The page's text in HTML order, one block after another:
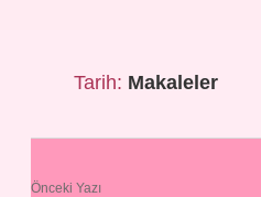
Tarih: Makaleler
Önceki Yazı